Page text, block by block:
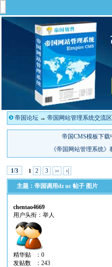
帝国论坛→ 帝国网站管理系统交流区
1/3 1 2 3 ›› ›|
主题：帝国调用dz uc 帖子 图片
chentao4669
用户头衔：举人
精华贴 ：0
发贴数 ：243